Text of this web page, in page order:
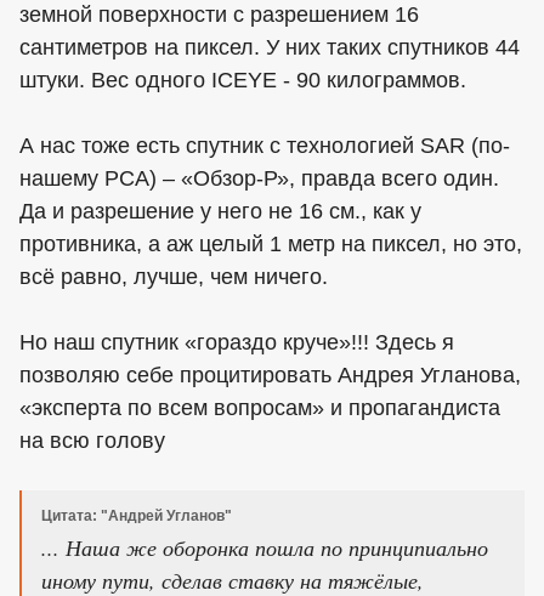
земной поверхности с разрешением 16
сантиметров на пиксел. У них таких спутников 44
штуки. Вес одного ICEYE - 90 килограммов.
А нас тоже есть спутник с технологией SAR (по-
нашему РСА) – «Обзор-Р», правда всего один.
Да и разрешение у него не 16 см., как у
противника, а аж целый 1 метр на пиксел, но это,
всё равно, лучше, чем ничего.
Но наш спутник «гораздо круче»!!! Здесь я
позволяю себе процитировать Андрея Угланова,
«эксперта по всем вопросам» и пропагандиста
на всю голову
Цитата: "Андрей Угланов"
... Наша же оборонка пошла по принципиально
иному пути, сделав ставку на тяжёлые,